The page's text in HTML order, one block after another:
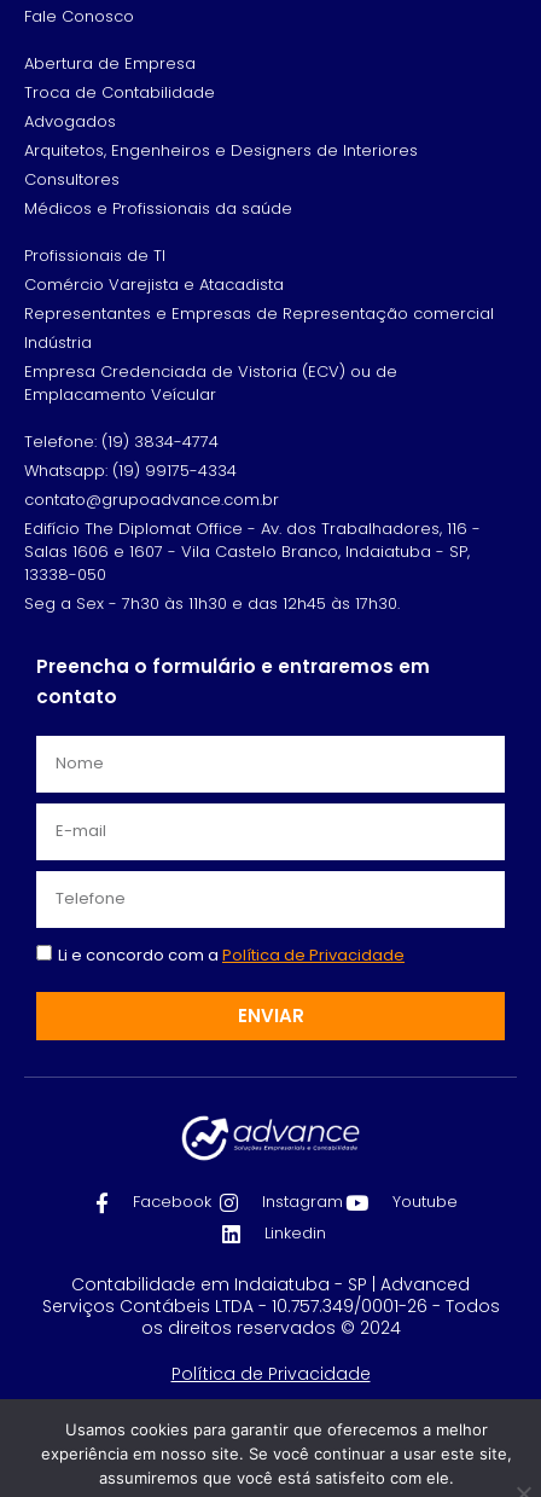
Fale Conosco
Abertura de Empresa
Troca de Contabilidade
Advogados
Arquitetos, Engenheiros e Designers de Interiores
Consultores
Médicos e Profissionais da saúde
Profissionais de TI
Comércio Varejista e Atacadista
Representantes e Empresas de Representação comercial
Indústria
Empresa Credenciada de Vistoria (ECV) ou de
Emplacamento Veícular
Telefone: (19) 3834-4774
Whatsapp: (19) 99175-4334
contato@grupoadvance.com.br
Edifício The Diplomat Office - Av. dos Trabalhadores, 116 -
Salas 1606 e 1607 - Vila Castelo Branco, Indaiatuba - SP,
13338-050
Seg a Sex - 7h30 às 11h30 e das 12h45 às 17h30.
Preencha o formulário e entraremos em
contato
Li e concordo com a Política de Privacidade
ENVIAR
Facebook Instagram
Youtube
Linkedin
Contabilidade em Indaiatuba - SP | Advanced
Serviços Contábeis LTDA - 10.757.349/0001-26 - Todos
os direitos reservados © 2024
Política de Privacidade
Feito com
por GRUPO DPG
Usamos cookies para garantir que oferecemos a melhor
experiência em nosso site. Se você continuar a usar este site,
assumiremos que você está satisfeito com ele.